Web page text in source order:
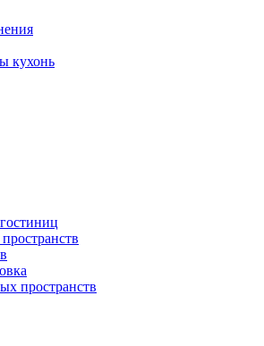
кухонь
пространств